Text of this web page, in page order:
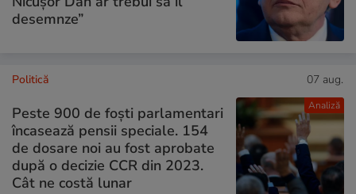
desemnze”
Analiză
Politică 07 aug.
Peste 900 de foști parlamentari
încasează pensii speciale. 154
de dosare noi au fost aprobate
după o decizie CCR din 2023.
Cât ne costă lunar